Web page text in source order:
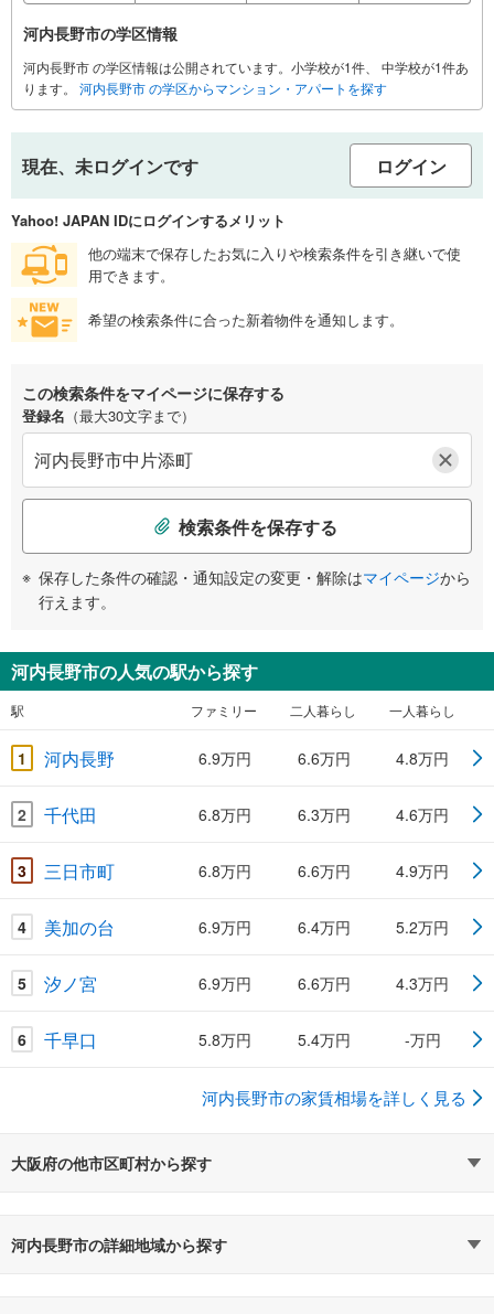
河内長野市の学区情報
河内長野市 の学区情報は公開されています。小学校が1件、 中学校が1件あ
ります。
河内長野市 の学区からマンション・アパートを探す
現在、未ログインです ログイン
Yahoo! JAPAN IDにログインするメリット
他の端末で保存したお気に入りや検索条件を引き継いで使
用できます。
希望の検索条件に合った新着物件を通知します。
この検索条件をマイページに保存する
登録名 （最大30文字まで）
検索条件を保存する
保存した条件の確認・通知設定の変更・解除はマイページから
行えます。
河内長野市の人気の駅から探す
駅 ファミリー 二人暮らし 一人暮らし
1 河内長野 6.9万円 6.6万円 4.8万円
2 千代田 6.8万円 6.3万円 4.6万円
3 三日市町 6.8万円 6.6万円 4.9万円
4 美加の台 6.9万円 6.4万円 5.2万円
5 汐ノ宮 6.9万円 6.6万円 4.3万円
6 千早口 5.8万円 5.4万円 -万円
河内長野市の家賃相場を詳しく見る
大阪府の他市区町村から探す
河内長野市の詳細地域から探す